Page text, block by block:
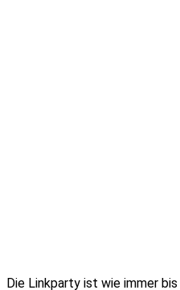
Die Linkparty ist wie immer